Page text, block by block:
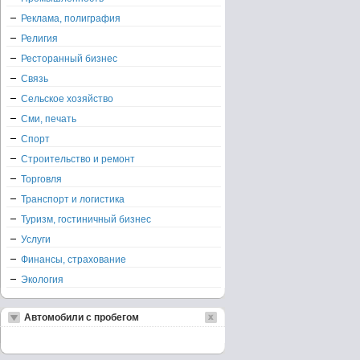
Реклама, полиграфия
Религия
Ресторанный бизнес
Связь
Сельское хозяйство
Сми, печать
Спорт
Строительство и ремонт
Торговля
Транспорт и логистика
Туризм, гостиничный бизнес
Услуги
Финансы, страхование
Экология
Автомобили с пробегом